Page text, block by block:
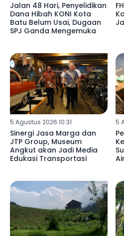
Jalan 48 Hari, Penyelidikan
Dana Hibah KONI Kota
Batu Belum Usai, Dugaan
SPJ Ganda Mengemuka
5 Agustus 2026 10:31
Sinergi Jasa Marga dan
JTP Group, Museum
Angkut akan Jadi Media
Edukasi Transportasi
5